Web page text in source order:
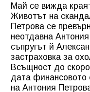
Май се вижда
Животът на
Петрова се
неотдавна
съпругът й
застраховка за
Всъщност до
дата финансовото
на Антония